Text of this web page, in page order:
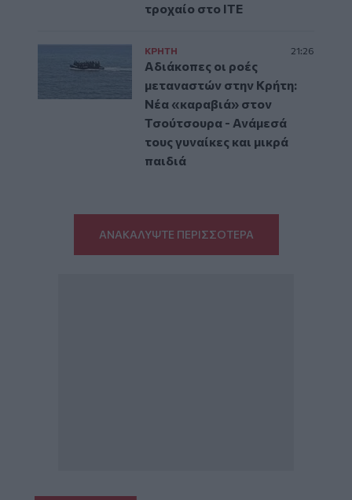
τροχαίο στο ΙΤΕ
ΚΡΗΤΗ 21:26
Αδιάκοπες οι ροές
μεταναστών στην Κρήτη:
Νέα «καραβιά» στον
Τσούτσουρα - Ανάμεσά
τους γυναίκες και μικρά
παιδιά
ΑΝΑΚΑΛΥΨΤΕ ΠΕΡΙΣΣΟΤΕΡΑ